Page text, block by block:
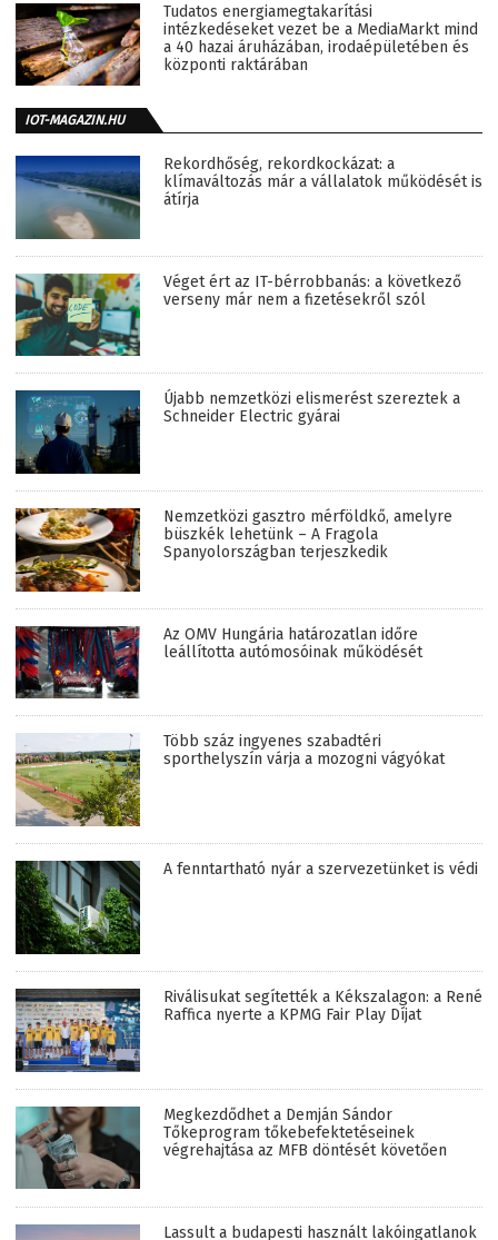
Tudatos energiamegtakarítási
intézkedéseket vezet be a MediaMarkt mind
a 40 hazai áruházában, irodaépületében és
központi raktárában
IOT-MAGAZIN.HU
Rekordhőség, rekordkockázat: a
klímaváltozás már a vállalatok működését is
átírja
Véget ért az IT-bérrobbanás: a következő
verseny már nem a fizetésekről szól
Újabb nemzetközi elismerést szereztek a
Schneider Electric gyárai
Nemzetközi gasztro mérföldkő, amelyre
büszkék lehetünk – A Fragola
Spanyolországban terjeszkedik
Az OMV Hungária határozatlan időre
leállította autómosóinak működését
Több száz ingyenes szabadtéri
sporthelyszín várja a mozogni vágyókat
A fenntartható nyár a szervezetünket is védi
Riválisukat segítették a Kékszalagon: a René
Raffica nyerte a KPMG Fair Play Díjat
Megkezdődhet a Demján Sándor
Tőkeprogram tőkebefektetéseinek
végrehajtása az MFB döntését követően
Lassult a budapesti használt lakóingatlanok